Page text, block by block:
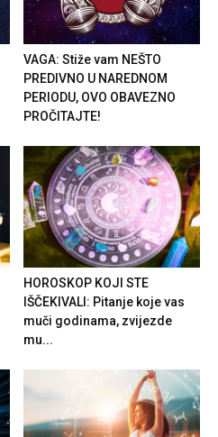
VAGA: Stiže vam NEŠTO
PREDIVNO U NAREDNOM
PERIODU, OVO OBAVEZNO
PROČITAJTE!
HOROSKOP KOJI STE
IŠČEKIVALI: Pitanje koje vas
muči godinama, zvijezde
mu...